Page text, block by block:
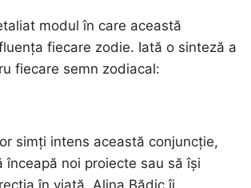
modul în care această
fiecare zodie. Iată o sinteză a
fiecare semn zodiacal:
simți intens această conjuncție,
înceapă noi proiecte sau să își
în viață. Alina Bădic îi